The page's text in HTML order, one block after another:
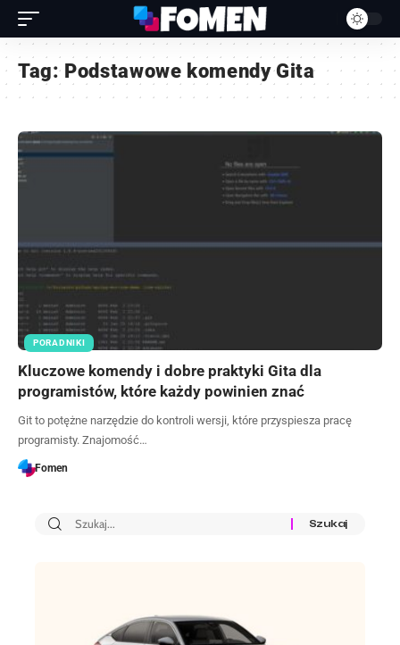
Tag: Podstawowe komendy Gita
PORADNIKI
Kluczowe komendy i dobre praktyki Gita dla
programistów, które każdy powinien znać
Git to potężne narzędzie do kontroli wersji, które przyspiesza pracę
programisty. Znajomość…
Fomen